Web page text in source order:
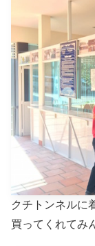
クチトンネルに
買ってくれてみ